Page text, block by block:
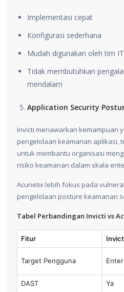
Implementasi cepat
Konfigurasi sederhana
Mudah digunakan oleh tim
Tidak membutuhkan
mendalam
Application Security
Invicti menawarkan kemampuan
pengelolaan keamanan aplikasi,
untuk membantu organisasi
risiko keamanan dalam skala
Acunetix lebih fokus pada
pengelolaan posture keamanan
Tabel Perbandingan Invicti vs
Fitur
Target Pengguna
DAST Ya